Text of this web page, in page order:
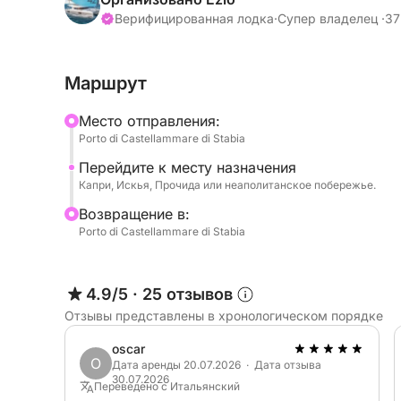
вам и капитану решить, куда отправиться
В течение дня запланированы остановки для
можете сойти на берег, чтобы посетить
Темп неспешный и приятный, созданный для
Идеально подходит для пар, семей или групп
познакомиться со Средиземноморьем в
Верифицированная лодка·Супер владелец ·
Маршрут
Mесто отправления:
Porto di Castellammare di Stabia
Перейдите к месту назначения
Капри, Искья, Прочида или неаполитанское побережье.
Bозвращение в:
Porto di Castellammare di Stabia
4.9/5 · 25 отзывов
Отзывы представлены в хронологическом порядке
O
oscar
Дата аренды 20.07.2026 · Дата отзыва
30.07.2026
Переведено с Итальянский